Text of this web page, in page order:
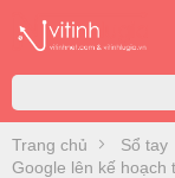
Trang chủ
Sổ tay
Google lên kế hoạch